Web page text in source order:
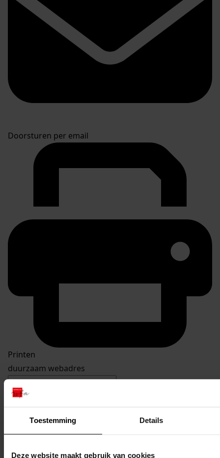
Toestemming Details
Deze website maakt gebruik van cookies
Doorsturen per email
Printen
duurzaam webadres
Inventaris